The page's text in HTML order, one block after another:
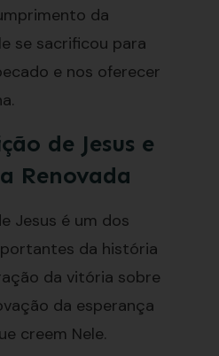
da
se sacrificou para
e nos oferecer
de Jesus e
Renovada
Jesus é um dos
da história
da vitória sobre
da esperança
creem Nele.